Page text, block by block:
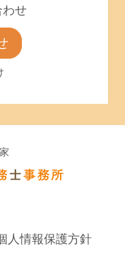
わせ
人情報保護方針